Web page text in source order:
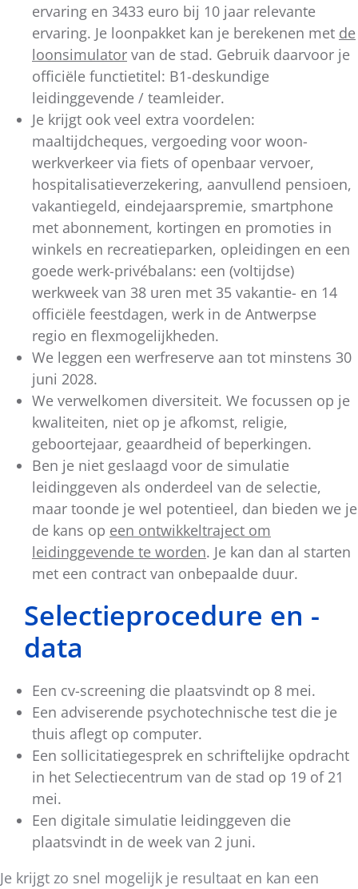
ervaring en 3433 euro bij 10 jaar relevante
ervaring. Je loonpakket kan je berekenen met de
loonsimulator van de stad. Gebruik daarvoor je
officiële functietitel: B1-deskundige
leidinggevende / teamleider.
Je krijgt ook veel extra voordelen:
maaltijdcheques, vergoeding voor woon-
werkverkeer via fiets of openbaar vervoer,
hospitalisatieverzekering, aanvullend pensioen,
vakantiegeld, eindejaarspremie, smartphone
met abonnement, kortingen en promoties in
winkels en recreatieparken, opleidingen en een
goede werk-privébalans: een (voltijdse)
werkweek van 38 uren met 35 vakantie- en 14
officiële feestdagen, werk in de Antwerpse
regio en flexmogelijkheden.
We leggen een werfreserve aan tot minstens 30
juni 2028.
We verwelkomen diversiteit. We focussen op je
kwaliteiten, niet op je afkomst, religie,
geboortejaar, geaardheid of beperkingen.
Ben je niet geslaagd voor de simulatie
leidinggeven als onderdeel van de selectie,
maar toonde je wel potentieel, dan bieden we je
de kans op een ontwikkeltraject om
leidinggevende te worden. Je kan dan al starten
met een contract van onbepaalde duur.
Selectieprocedure en -
data
Een cv-screening die plaatsvindt op 8 mei.
Een adviserende psychotechnische test die je
thuis aflegt op computer.
Een sollicitatiegesprek en schriftelijke opdracht
in het Selectiecentrum van de stad op 19 of 21
mei.
Een digitale simulatie leidinggeven die
plaatsvindt in de week van 2 juni.
Je krijgt zo snel mogelijk je resultaat en kan een